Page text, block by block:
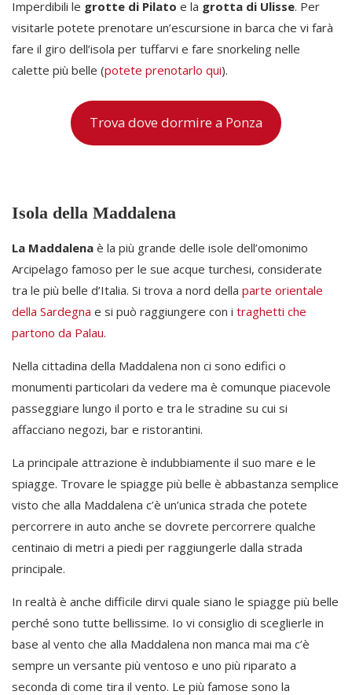
Imperdibili le grotte di Pilato e la grotta di Ulisse. Per
visitarle potete prenotare un’escursione in barca che vi farà
fare il giro dell’isola per tuffarvi e fare snorkeling nelle
calette più belle (potete prenotarlo qui).
Trova dove dormire a Ponza
Isola della Maddalena
La Maddalena è la più grande delle isole dell’omonimo
Arcipelago famoso per le sue acque turchesi, considerate
tra le più belle d’Italia. Si trova a nord della parte orientale
della Sardegna e si può raggiungere con i traghetti che
partono da Palau.
Nella cittadina della Maddalena non ci sono edifici o
monumenti particolari da vedere ma è comunque piacevole
passeggiare lungo il porto e tra le stradine su cui si
affacciano negozi, bar e ristorantini.
La principale attrazione è indubbiamente il suo mare e le
spiagge. Trovare le spiagge più belle è abbastanza semplice
visto che alla Maddalena c’è un’unica strada che potete
percorrere in auto anche se dovrete percorrere qualche
centinaio di metri a piedi per raggiungerle dalla strada
principale.
In realtà è anche difficile dirvi quale siano le spiagge più belle
perché sono tutte bellissime. Io vi consiglio di sceglierle in
base al vento che alla Maddalena non manca mai ma c’è
sempre un versante più ventoso e uno più riparato a
seconda di come tira il vento. Le più famose sono la